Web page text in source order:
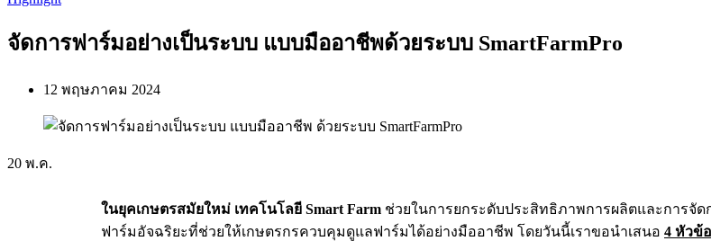
จัดการฟาร์มอย่างเป็นระบบ แบบมืออาชีพด้วยระบบ SmartFarmPro
12 พฤษภาคม 2024
20 พ.ค.
ในยุคเกษตรสมัยใหม่ เทคโนโลยี Smart Farm ช่วยในการยกระดับประสิทธิภาพการผลิตและการจัดก
ฟาร์มอัจฉริยะที่ช่วยให้เกษตรกรควบคุมดูแลฟาร์มได้อย่างมืออาชีพ โดยวันนี้เราขอนำเสนอ 4 หัวข้